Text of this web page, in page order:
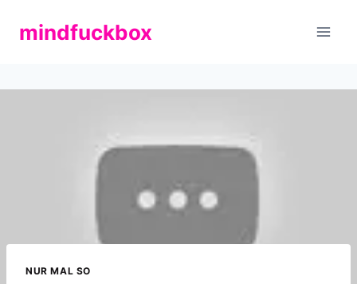
Inhaltmindfuckbox
NUR MAL SO